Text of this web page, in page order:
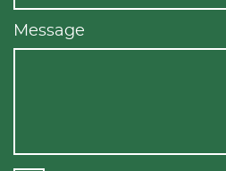
Message